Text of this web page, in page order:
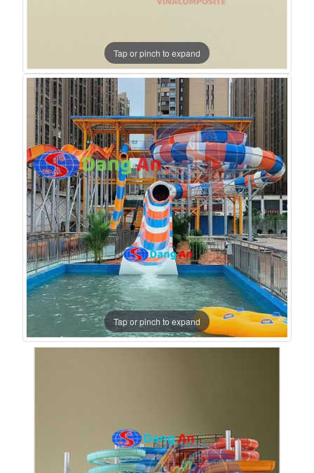
Tap or pinch to expand
Tap or pinch to expand